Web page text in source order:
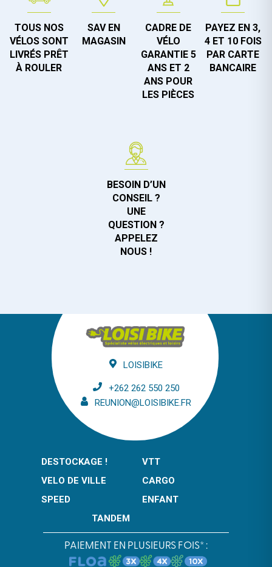
TOUS NOS
VÉLOS SONT
LIVRÉS PRÊT
À ROULER
SAV EN
MAGASIN
CADRE DE
VÉLO
GARANTIE 5
ANS ET 2
ANS POUR
LES PIÈCES
PAYEZ EN 3,
4 ET 10 FOIS
PAR CARTE
BANCAIRE
BESOIN D’UN
CONSEIL ?
UNE
QUESTION ?
APPELEZ
NOUS !
LOISIBIKE
+262 262 550 250
REUNION@LOISIBIKE.FR
DESTOCKAGE !
VTT
VELO DE VILLE
CARGO
SPEED
ENFANT
TANDEM
PAIEMENT EN PLUSIEURS FOIS* :